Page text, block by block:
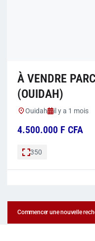
À VENDRE
(OUIDAH)
Ouidah il y a 1 mois
4.500.000 F CFA
350
Commencer une nouvelle